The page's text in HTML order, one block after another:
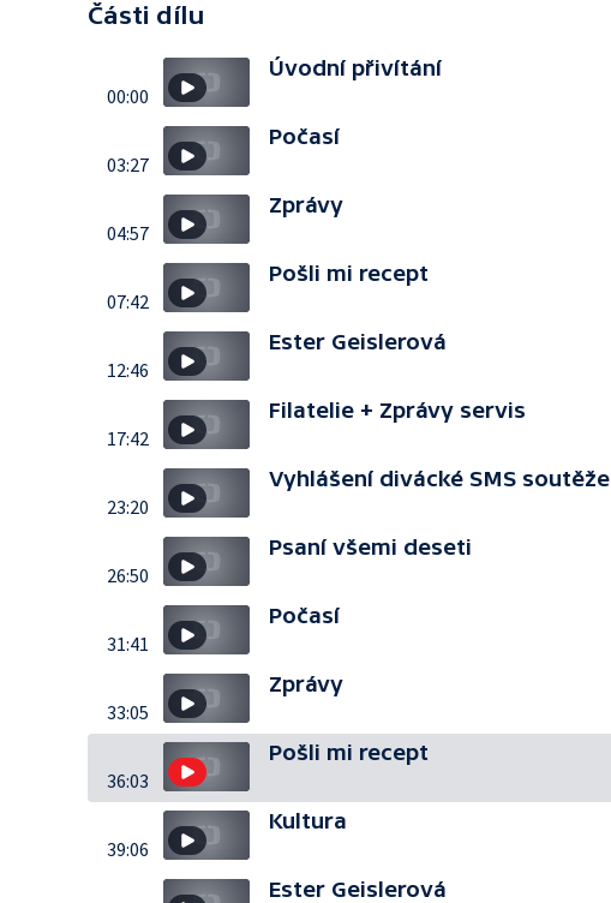
Části dílu
00:00
Úvodní přivítání
03:27
Počasí
04:57
Zprávy
07:42
Pošli mi recept
12:46
Ester Geislerová
17:42
Filatelie + Zprávy servis
23:20
Vyhlášení divácké SMS soutěže
26:50
Psaní všemi deseti
31:41
Počasí
33:05
Zprávy
36:03
Pošli mi recept
39:06
Kultura
Ester Geislerová